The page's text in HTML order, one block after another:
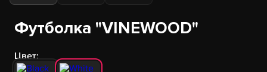
Футболка "VINEWOOD"
Цвет: